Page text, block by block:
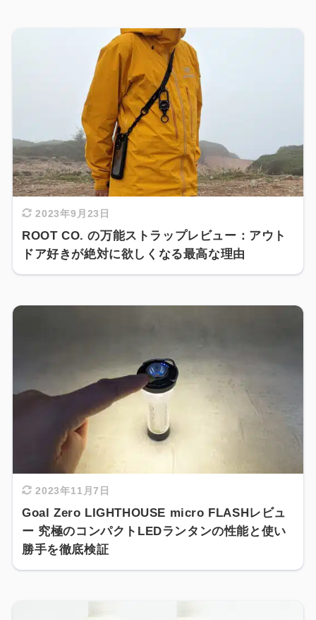
2023年9月23日
ROOT CO. の万能ストラップレビュー：アウト
ドア好きが絶対に欲しくなる最高な理由
2023年11月7日
Goal Zero LIGHTHOUSE micro FLASHレビュ
ー 究極のコンパクトLEDランタンの性能と使い
勝手を徹底検証